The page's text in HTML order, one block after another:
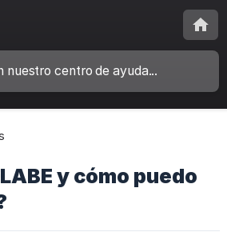
y cómo puedo